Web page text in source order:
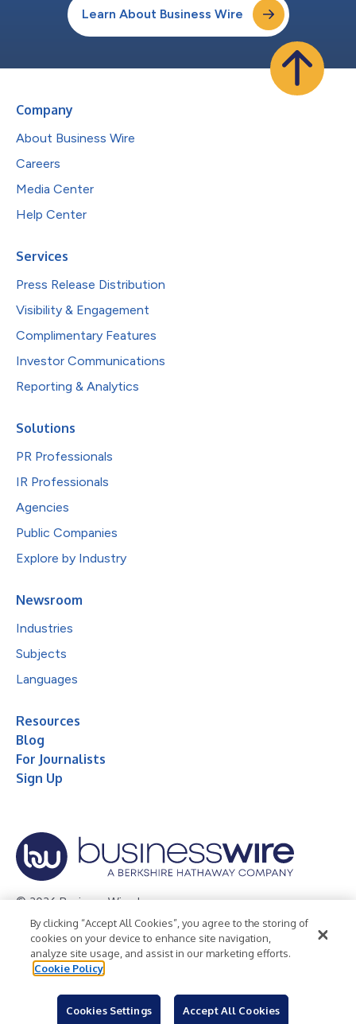
Learn About Business Wire
Company
About Business Wire
Careers
Media Center
Help Center
Services
Press Release Distribution
Visibility & Engagement
Complimentary Features
Investor Communications
Reporting & Analytics
Solutions
PR Professionals
IR Professionals
Agencies
Public Companies
Explore by Industry
Newsroom
Industries
Subjects
Languages
Resources
Blog
For Journalists
Sign Up
© 2026 Business Wire, Inc.
Privacy Policy Cookie Policy
Accessibility Statement
Terms of Use
Legal
By clicking “Accept All Cookies”, you agree to the storing of
cookies on your device to enhance site navigation,
analyze site usage, and assist in our marketing efforts.
Cookie Policy
Cookies Settings Accept All Cookies